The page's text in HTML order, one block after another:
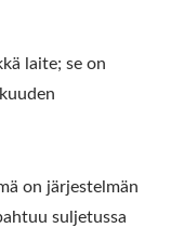
laite; se on
on järjestelmän
suljetussa